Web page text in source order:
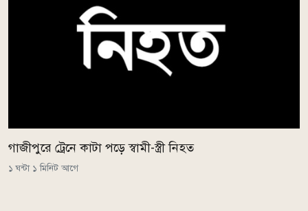
গাজীপুরে ট্রেনে কাটা পড়ে স্বামী-স্ত্রী নিহত
১ ঘন্টা ১ মিনিট আগে